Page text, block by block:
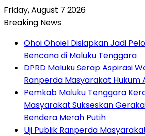
Friday, August 7 2026
Breaking News
Ohoi Ohoiel Disiapkan Jadi
Bencana di Maluku Tenggara
DPRD Maluku Serap Aspirasi
Ranperda Masyarakat Hukum
Pemkab Maluku Tenggara
Masyarakat Sukseskan
Bendera Merah Putih
Uji Publik Ranperda